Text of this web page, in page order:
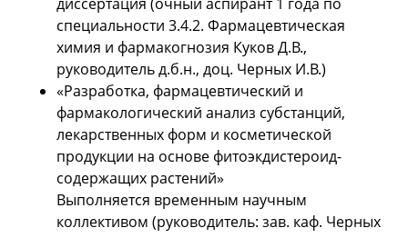
специальности 3.4.2. Фармацевтическая
химия и фармакогнозия Куков Д.В.,
руководитель д.б.н., доц. Черных И.В.)
«Разработка, фармацевтический и
фармакологический анализ субстанций,
лекарственных форм и косметической
продукции на основе фитоэкдистероид-
содержащих растений»
Выполняется временным научным
коллективом (руководитель: зав. каф. Черных